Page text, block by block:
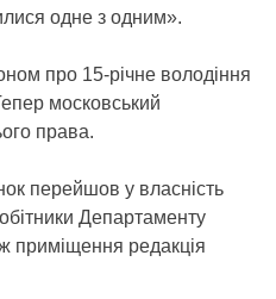
одне з одним».
про 15-річне володіння
московський
права.
перейшов у власність
Департаменту
приміщення редакція